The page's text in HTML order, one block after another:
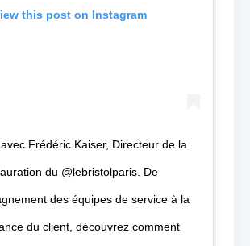
this post on Instagram
Frédéric Kaiser, Directeur de la
du @lebristolparis. De
des équipes de service à la
du client, découvrez comment